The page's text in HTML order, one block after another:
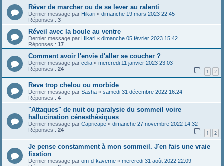
Rêver de marcher ou de se lever au ralenti
Dernier message par Hikari « dimanche 19 mars 2023 22:45
Réponses : 3
Réveil avec la boule au ventre
Dernier message par Hikari « dimanche 05 février 2023 15:42
Réponses : 17
Comment avoir l'envie d'aller se coucher ?
Dernier message par celia « mercredi 11 janvier 2023 23:03
Réponses : 24 1 2
Reve trop chelou ou morbide
Dernier message par Sasha « samedi 31 décembre 2022 16:24
Réponses : 4
"Attaques" de nuit ou paralysie du sommeil voire
hallucination cénesthésiques
Dernier message par Capricape « dimanche 27 novembre 2022 14:32
Réponses : 24 1 2
Je pense constamment à mon sommeil. J'en fais une vraie
fixation
Dernier message par om-d-kaverne « mercredi 31 août 2022 22:09